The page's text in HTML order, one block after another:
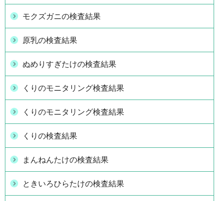
モクズガニの検査結果
原乳の検査結果
ぬめりすぎたけの検査結果
くりのモニタリング検査結果
くりのモニタリング検査結果
くりの検査結果
まんねんたけの検査結果
ときいろひらたけの検査結果